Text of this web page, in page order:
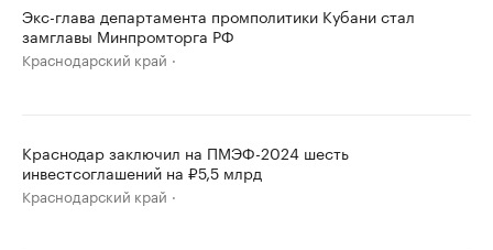
Экс-глава департамента промполитики Кубани стал
замглавы Минпромторга РФ
Краснодарский край
Краснодар заключил на ПМЭФ-2024 шесть
инвестсоглашений на ₽5,5 млрд
Краснодарский край